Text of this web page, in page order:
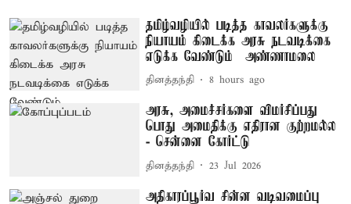
தமிழ்வழியில் படித்த காவலர்களுக்கு
நியாயம் கிடைக்க அரசு நடவடிக்கை
எடுக்க வேண்டும் – அண்ணாமலை
தினத்தந்தி 8 hours ago
அரசு, அமைச்சர்களை விமர்சிப்பது
பொது அமைதிக்கு எதிரான குற்றமல்ல
- சென்னை கோர்ட்டு
தினத்தந்தி 23 Jul 2026
அதிகாரப்பூர்வ சின்ன வடிவமைப்பு